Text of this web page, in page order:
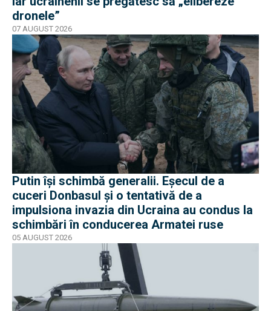
dronele”
07 AUGUST 2026
Putin își schimbă generalii. Eșecul de a
cuceri Donbasul și o tentativă de a
impulsiona invazia din Ucraina au condus la
schimbări în conducerea Armatei ruse
05 AUGUST 2026